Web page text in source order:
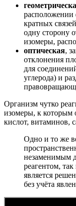
расположении
кратных
одну сторону
изомеры,
оптическая,
отклонения
для
углерода) и
Организм чутко
изомеры, к которым
кислот, витаминов,
Одно и то же
незаменимым
реагентом,
является
без учёта